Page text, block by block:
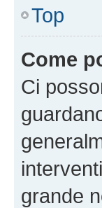
Top
Come
Ci
grande